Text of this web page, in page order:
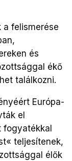
a felismerése
és
ékő
találkozni.
Európa-
el
fogyatékkal
teljesítenek,
élők